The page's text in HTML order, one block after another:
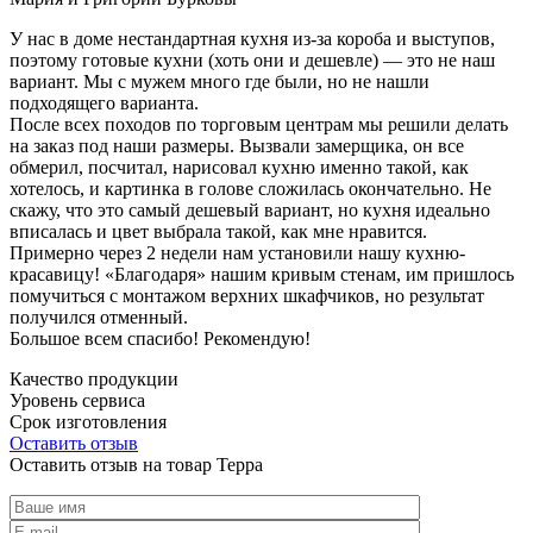
У нас в доме нестандартная кухня из-за короба и выступов,
поэтому готовые кухни (хоть они и дешевле) — это не наш
вариант. Мы с мужем много где были, но не нашли
подходящего варианта.
После всех походов по торговым центрам мы решили делать
на заказ под наши размеры. Вызвали замерщика, он все
обмерил, посчитал, нарисовал кухню именно такой, как
хотелось, и картинка в голове сложилась окончательно. Не
скажу, что это самый дешевый вариант, но кухня идеально
вписалась и цвет выбрала такой, как мне нравится.
Примерно через 2 недели нам установили нашу кухню-
красавицу! «Благодаря» нашим кривым стенам, им пришлось
помучиться с монтажом верхних шкафчиков, но результат
получился отменный.
Большое всем спасибо! Рекомендую!
Качество продукции
Уровень сервиса
Срок изготовления
Оставить отзыв
Оставить отзыв на товар Терра